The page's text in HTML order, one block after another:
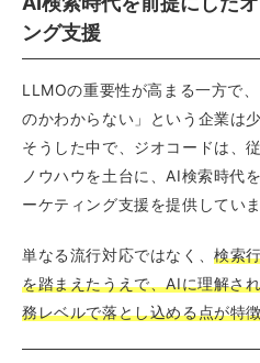
ング支援
LLMOの重要性が高まる一方で
のかわからない」という企業は
そうした中で、ジオコードは、
ノウハウを土台に、AI検索時代
ーケティング支援を提供していま
単なる流行対応ではなく、検索
を踏まえたうえで、AIに理解さ
務レベルで落とし込める点が特